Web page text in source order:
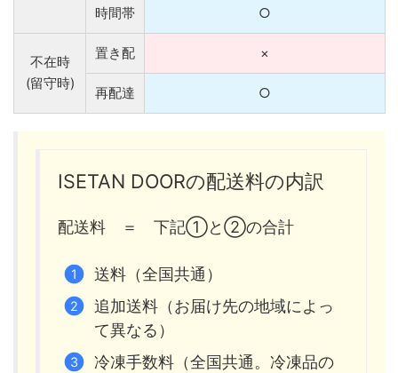
時間帯 ○
不在時
(留守時)
置き配 ×
再配達 ○
ISETAN DOORの配送料の内訳
配送料 ＝ 下記①と②の合計
送料（全国共通）
追加送料（お届け先の地域によっ
て異なる）
冷凍手数料（全国共通。冷凍品の